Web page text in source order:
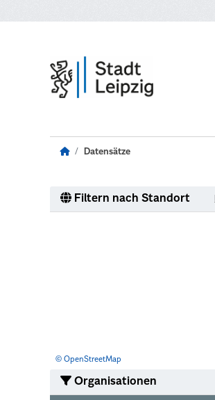
Datensätze
Filtern nach Standort
© OpenStreetMap
Organisationen